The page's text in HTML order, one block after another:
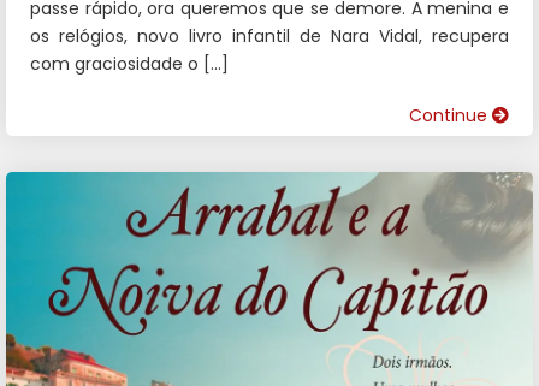
passe rápido, ora queremos que se demore. A menina e
os relógios, novo livro infantil de Nara Vidal, recupera
com graciosidade o […]
Continue